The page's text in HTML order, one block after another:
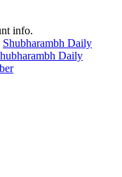
info.
Shubharambh Daily
Daily